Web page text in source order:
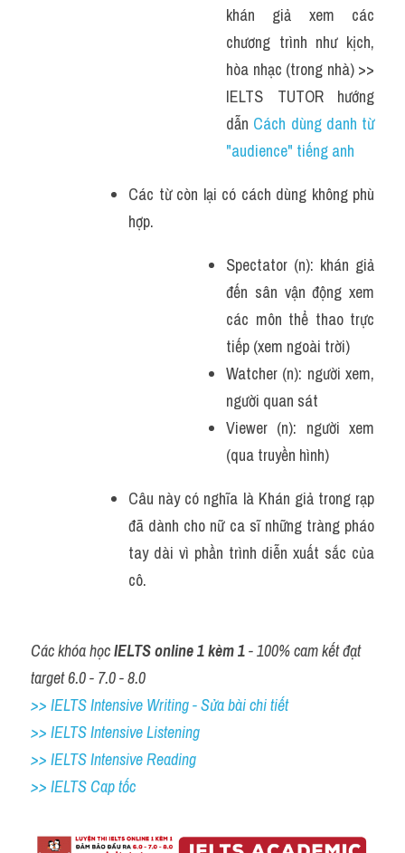
khán giả xem các
chương trình như kịch,
hòa nhạc (trong nhà) >>
IELTS TUTOR hướng
dẫn Cách dùng danh từ
"audience" tiếng anh
Các từ còn lại có cách dùng không phù
hợp.
Spectator (n): khán giả
đến sân vận động xem
các môn thể thao trực
tiếp (xem ngoài trời)
Watcher (n): người xem,
người quan sát
Viewer (n): người xem
(qua truyền hình)
Câu này có nghĩa là Khán giả trong rạp
đã dành cho nữ ca sĩ những tràng pháo
tay dài vì phần trình diễn xuất sắc của
cô.
Các khóa học IELTS online 1 kèm 1 - 100% cam kết đạt
target 6.0 - 7.0 - 8.0
>> IELTS Intensive Writing - Sửa bài chi tiết
>> IELTS Intensive Listening
>> IELTS Intensive Reading
>> IELTS Cap tốc